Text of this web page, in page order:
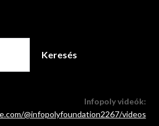
Keresés
Infopoly videók:
@infopolyfoundation2267/videos